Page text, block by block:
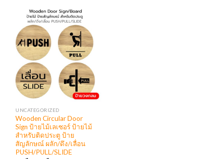
UNCATEGORIZED
Wooden Circular Door
Sign ป้ายไม้เลเซอร์ ป้ายไม้
สำหรับติดประตู ป้าย
สัญลักษณ์ ผลัก/ดึง/เลื่อน
PUSH/PULL/SLIDE